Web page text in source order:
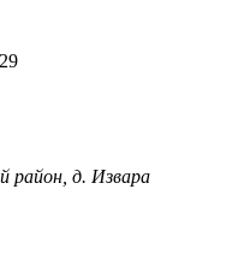
район, д. Извара